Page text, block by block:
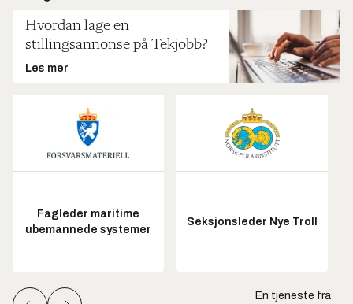
Hvordan lage en
stillingsannonse på Tekjobb?
Les mer
Fagleder maritime
ubemannede systemer
Seksjonsleder Nye Troll
En tjeneste fra